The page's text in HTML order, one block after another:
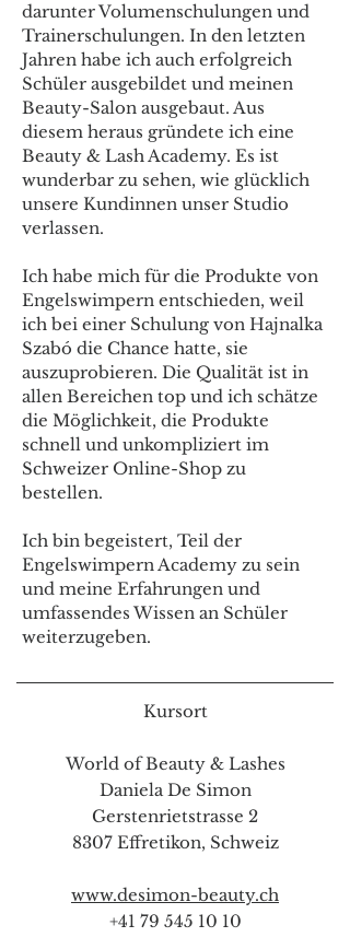
darunter Volumenschulungen und
Trainerschulungen. In den letzten
Jahren habe ich auch erfolgreich
Schüler ausgebildet und meinen
Beauty-Salon ausgebaut. Aus
diesem heraus gründete ich eine
Beauty & Lash Academy. Es ist
wunderbar zu sehen, wie glücklich
unsere Kundinnen unser Studio
verlassen.
Ich habe mich für die Produkte von
Engelswimpern entschieden, weil
ich bei einer Schulung von Hajnalka
Szabó die Chance hatte, sie
auszuprobieren. Die Qualität ist in
allen Bereichen top und ich schätze
die Möglichkeit, die Produkte
schnell und unkompliziert im
Schweizer Online-Shop zu
bestellen.
Ich bin begeistert, Teil der
Engelswimpern Academy zu sein
und meine Erfahrungen und
umfassendes Wissen an Schüler
weiterzugeben.
Kursort
World of Beauty & Lashes
Daniela De Simon
Gerstenrietstrasse 2
8307 Effretikon, Schweiz
www.desimon-beauty.ch
+41 79 545 10 10